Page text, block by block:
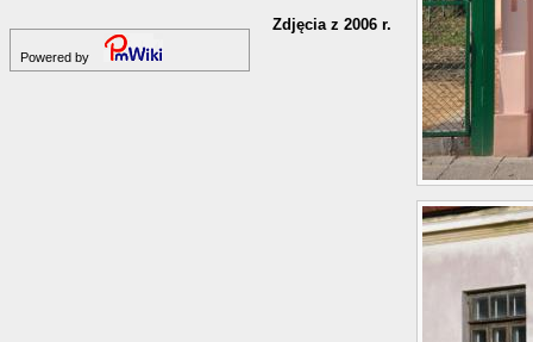
Powered by
Zdjęcia z 2006 r.